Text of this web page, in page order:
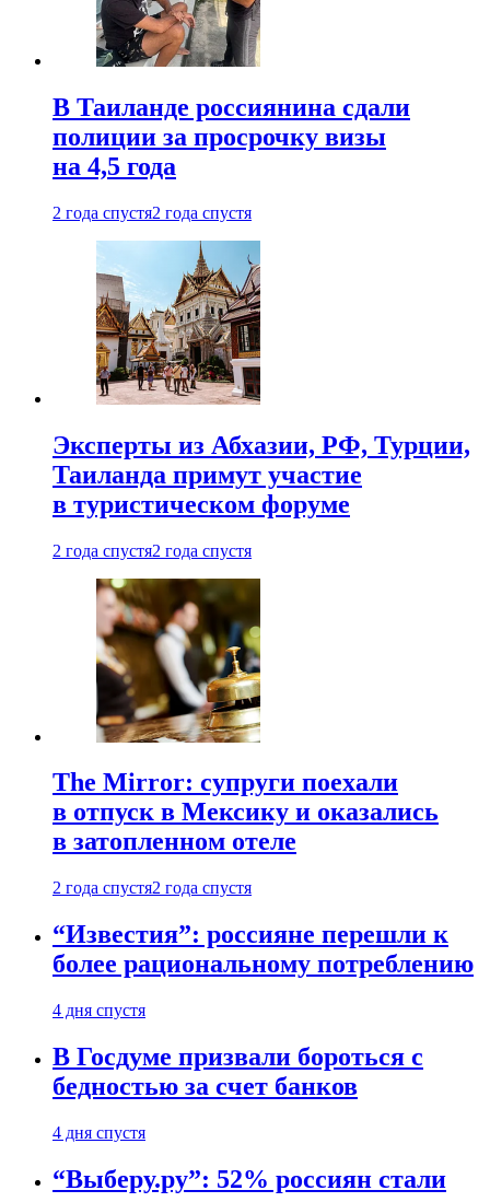
В Таиланде россиянина сдали
полиции за просрочку визы
на 4,5 года
2 года спустя2 года спустя
Эксперты из Абхазии, РФ, Турции,
Таиланда примут участие
в туристическом форуме
2 года спустя2 года спустя
The Mirror: супруги поехали
в отпуск в Мексику и оказались
в затопленном отеле
2 года спустя2 года спустя
“Известия”: россияне перешли к
более рациональному потреблению
4 дня спустя
В Госдуме призвали бороться с
бедностью за счет банков
4 дня спустя
“Выберу.ру”: 52% россиян стали